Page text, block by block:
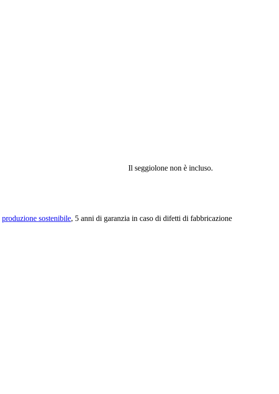
Il seggiolone non è incluso.
produzione sostenibile, 5 anni di garanzia in caso di difetti di fabbricazione